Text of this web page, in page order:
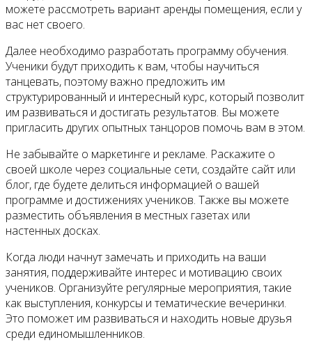
можете рассмотреть вариант аренды помещения, если у
вас нет своего.
Далее необходимо разработать программу обучения.
Ученики будут приходить к вам, чтобы научиться
танцевать, поэтому важно предложить им
структурированный и интересный курс, который позволит
им развиваться и достигать результатов. Вы можете
пригласить других опытных танцоров помочь вам в этом.
Не забывайте о маркетинге и рекламе. Раскажите о
своей школе через социальные сети, создайте сайт или
блог, где будете делиться информацией о вашей
программе и достижениях учеников. Также вы можете
разместить объявления в местных газетах или
настенных досках.
Когда люди начнут замечать и приходить на ваши
занятия, поддерживайте интерес и мотивацию своих
учеников. Организуйте регулярные мероприятия, такие
как выступления, конкурсы и тематические вечеринки.
Это поможет им развиваться и находить новые друзья
среди единомышленников.